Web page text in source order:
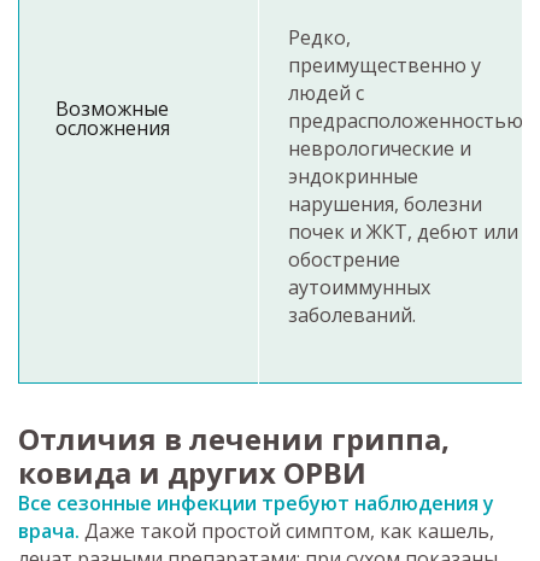
Возможные
осложнения
Редко,
преимущественно у
людей с
предрасположенностью:
неврологические и
эндокринные
нарушения, болезни
почек и ЖКТ, дебют или
обострение
аутоиммунных
заболеваний.
Отличия в лечении гриппа,
ковида и других ОРВИ
Все сезонные инфекции требуют наблюдения у
врача. Даже такой простой симптом, как кашель,